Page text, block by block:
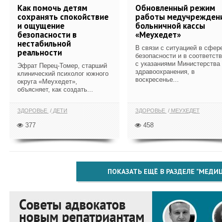
Как помочь детям
сохранять спокойствие
и ощущение
безопасности в
нестабильной
реальности
Эфрат Перец-Томер, старший
клинический психолог южного
округа «Меухедет»,
объясняет, как создать...
ЗДОРОВЬЕ ДЕТИ
377
Обновленный режим
работы
больничной кассы
«Меухедет»
В связи с ситуацией в
безопасности и в
с указаниями Министерства
здравоохранения, в
воскресенье...
ЗДОРОВЬЕ МЕУХЕДЕТ
458
ПОКАЗАТЬ ЕЩЁ В РАЗДЕЛЕ